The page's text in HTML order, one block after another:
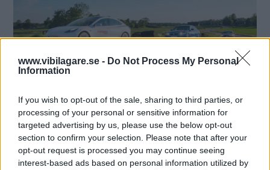
www.vibilagare.se - Do Not Process My Personal
Information
If you wish to opt-out of the sale, sharing to third parties, or
processing of your personal or sensitive information for
targeted advertising by us, please use the below opt-out
section to confirm your selection. Please note that after your
opt-out request is processed you may continue seeing
interest-based ads based on personal information utilized by
Här kan du läsa mer om bilarnas utrustning, säkerhet,
mediefunktioner, modellfakta med mera.
Text
Anders Helgesson